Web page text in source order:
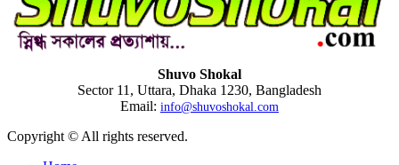
Shuvo Shokal
Sector 11, Uttara, Dhaka 1230, Bangladesh
Email: info@shuvoshokal.com
Copyright © All rights reserved.